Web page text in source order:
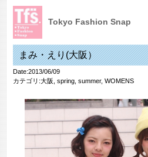
Tokyo Fashion Snap
まみ・えり(大阪）
Date:2013/06/09
カテゴリ:大阪 spring, summer, WOMENS